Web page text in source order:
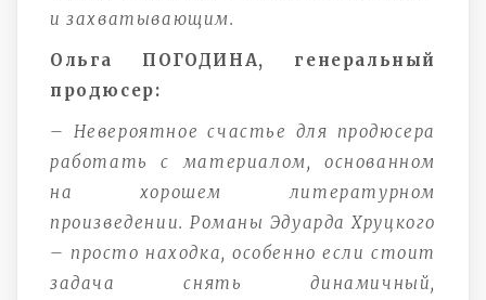
и захватывающим.
Ольга ПОГОДИНА, генеральный
продюсер:
– Невероятное счастье для продюсера
работать с материалом, основанном
на хорошем литературном
произведении. Романы Эдуарда Хруцкого
– просто находка, особенно если стоит
задача снять динамичный,